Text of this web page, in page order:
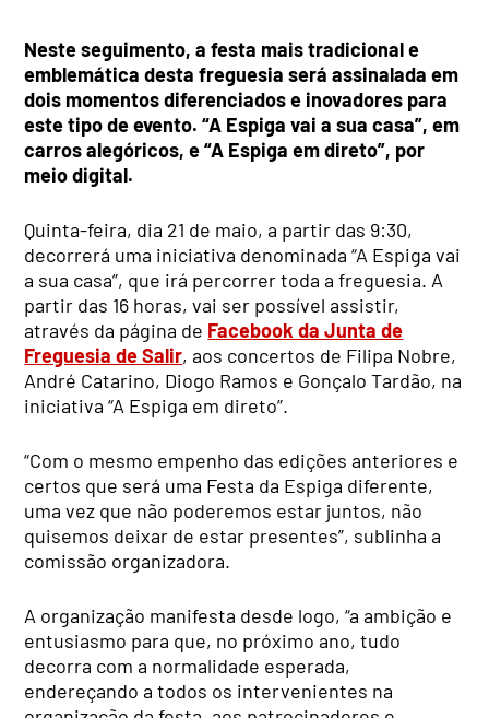
Neste seguimento, a festa mais tradicional e
emblemática desta freguesia será assinalada em
dois momentos diferenciados e inovadores para
este tipo de evento. “A Espiga vai a sua casa”, em
carros alegóricos, e “A Espiga em direto”, por
meio digital.
Quinta-feira, dia 21 de maio, a partir das 9:30,
decorrerá uma iniciativa denominada “A Espiga vai
a sua casa”, que irá percorrer toda a freguesia. A
partir das 16 horas, vai ser possível assistir,
através da página de Facebook da Junta de
Freguesia de Salir, aos concertos de Filipa Nobre,
André Catarino, Diogo Ramos e Gonçalo Tardão, na
iniciativa “A Espiga em direto”.
“Com o mesmo empenho das edições anteriores e
certos que será uma Festa da Espiga diferente,
uma vez que não poderemos estar juntos, não
quisemos deixar de estar presentes”, sublinha a
comissão organizadora.
A organização manifesta desde logo, “a ambição e
entusiasmo para que, no próximo ano, tudo
decorra com a normalidade esperada,
endereçando a todos os intervenientes na